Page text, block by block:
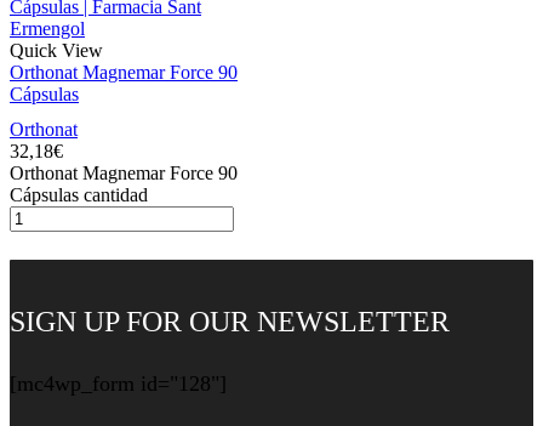
Quick View
Orthonat Magnemar Force 90
Cápsulas
Orthonat
32,18€
Orthonat Magnemar Force 90
Cápsulas cantidad
SIGN UP FOR OUR NEWSLETTER
[mc4wp_form id="128"]